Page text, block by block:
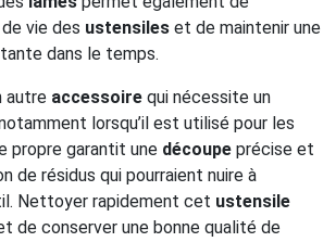
vie des ustensiles et de maintenir une
dans le temps.
autre accessoire qui nécessite un
lorsqu’il est utilisé pour les
propre garantit une découpe précise et
de résidus qui pourraient nuire à
Nettoyer rapidement cet ustensile
de conserver une bonne qualité de